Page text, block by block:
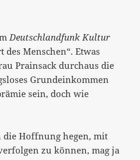
Deutschlandfunk Kultur
Menschen“. Etwas
Prainsack durchaus die
Grundeinkommen
sein, doch wie
die Hoffnung hegen, mit
zu können, mag ja